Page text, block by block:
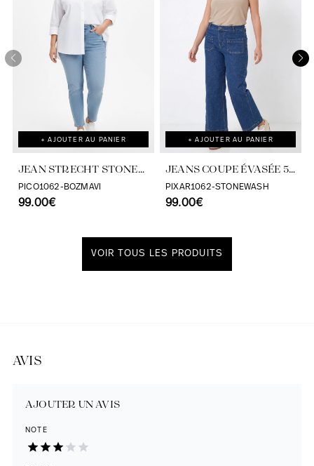
Notre actualité dans le journal
+ AJOUTER AU PANIER
JEAN STRECHT STONE
TAILLE HAUTE-JEAN
MARC PHILIPPE
PICO1062-BOZMAVI
99.00€
+ AJOUTER AU PANIER
JEANS COUPE ÉVASÉE 5
POCHES
PIXAR1062-STONEWASH
99.00€
VOIR TOUS LES PRODUITS
AVIS
AJOUTER UN AVIS
NOTE